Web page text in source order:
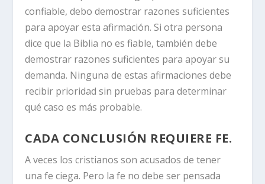
confiable, debo demostrar razones suficientes
para apoyar esta afirmación. Si otra persona
dice que la Biblia no es fiable, también debe
demostrar razones suficientes para apoyar su
demanda. Ninguna de estas afirmaciones debe
recibir prioridad sin pruebas para determinar
qué caso es más probable.
CADA CONCLUSIÓN REQUIERE FE.
A veces los cristianos son acusados de tener
una fe ciega. Pero la fe no debe ser pensada